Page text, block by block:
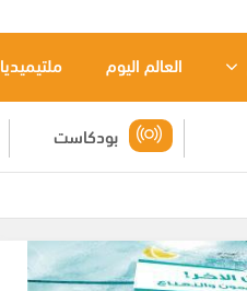
العالم اليوم ملتيميديا
بودكاست